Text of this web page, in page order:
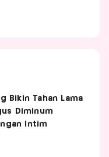
Bikin Tahan Lama
Diminum
Intim